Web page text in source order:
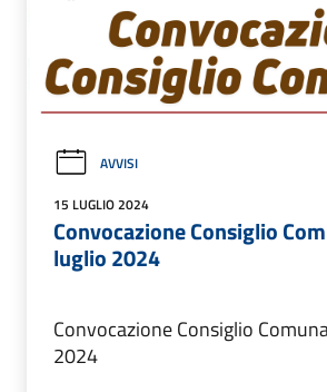
AVVISI
15 LUGLIO 2024
Convocazione Consiglio
luglio 2024
Convocazione Consiglio
2024